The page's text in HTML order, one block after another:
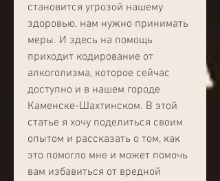
становится угрозой нашему
здоровью, нам нужно принимать
меры. И здесь на помощь
приходит кодирование от
алкоголизма, которое сейчас
доступно и в нашем городе
Каменске-Шахтинском. В этой
статье я хочу поделиться своим
опытом и рассказать о том, как
это помогло мне и может помочь
вам избавиться от вредной